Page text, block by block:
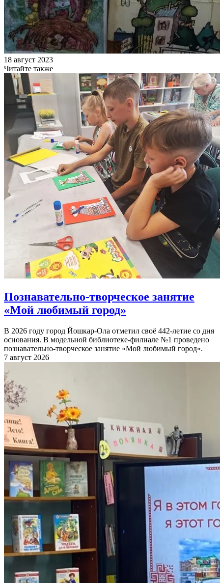
18 август 2023
Читайте также
Познавательно-творческое занятие
«Мой любимый город»
В 2026 году город Йошкар-Ола отметил своё 442-летие со дня
основания. В модельной библиотеке-филиале №1 проведено
познавательно-творческое занятие «Мой любимый город».
7 август 2026